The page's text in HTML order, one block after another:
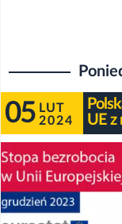
05 LUT
2024
UE z